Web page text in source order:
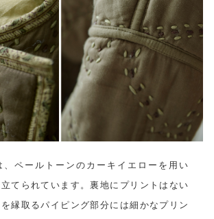
、ペールトーンのカーキイエローを用い
てられています。裏地にプリントはない
縁取るパイピング部分には細かなプリン